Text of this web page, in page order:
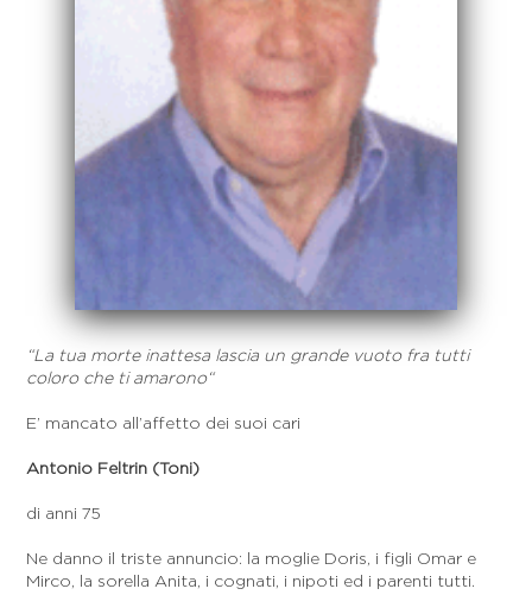
“La tua morte inattesa lascia un grande vuoto fra tutti
coloro che ti amarono“
E’ mancato all’affetto dei suoi cari
Antonio Feltrin (Toni)
di anni 75
Ne danno il triste annuncio: la moglie Doris, i figli Omar e
Mirco, la sorella Anita, i cognati, i nipoti ed i parenti tutti.